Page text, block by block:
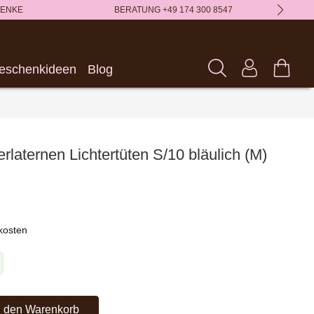
BERATUNG +49 174 300 8547
Blog
Lichtertüten S/10 bläulich (M)
Wert ein oder benutze die Schaltflächen um die Anzahl zu
den Warenkorb